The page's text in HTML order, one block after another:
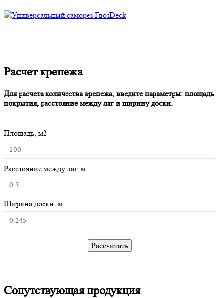
Расчет крепежа
Для расчета количества крепежа, введите параметры: площадь
покрытия, расстояние между лаг и ширину доски.
Площадь, м2
Расстояние между лаг, м
Ширина доски, м
Рассчитать
Сопутствующая продукция